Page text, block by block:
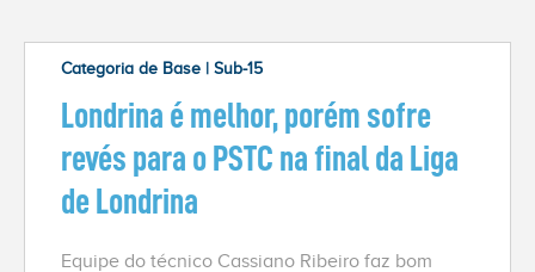
Categoria de Base | Sub-15
Londrina é melhor, porém sofre
revés para o PSTC na final da Liga
de Londrina
Equipe do técnico Cassiano Ribeiro faz bom